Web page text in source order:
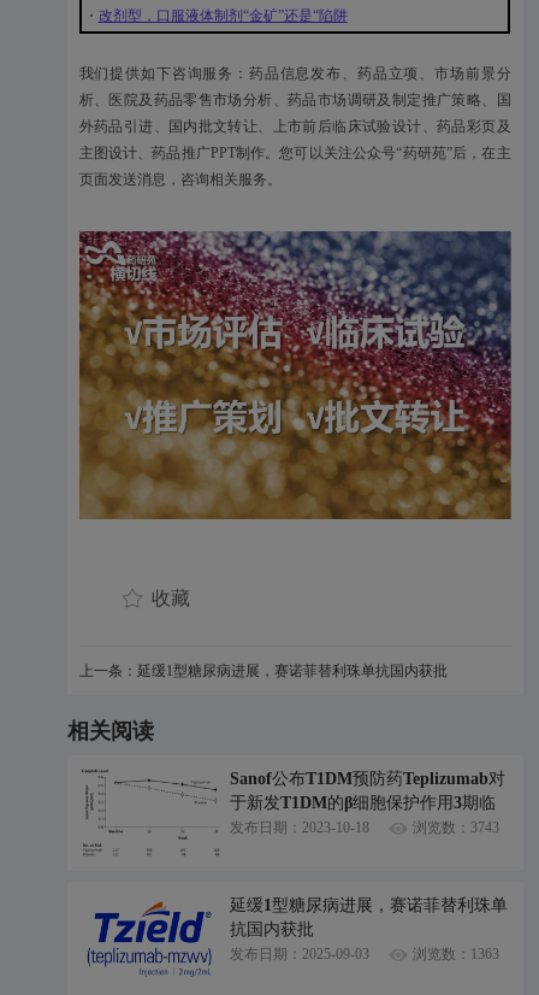
・ 改剂型，口服液体制剂“金矿”还是“陷阱
我们提供如下咨询服务：药品信息发布、药品立项、市场前景分
析、医院及药品零售市场分析、药品市场调研及制定推广策略、国
外药品引进、国内批文转让、上市前后临床试验设计、药品彩页及
主图设计、药品推广PPT制作。您可以关注公众号“药研苑”后，在主
页面发送消息，咨询相关服务。
收藏
上一条：延缓1型糖尿病进展，赛诺菲替利珠单抗国内获批
相关阅读
Sanof公布T1DM预防药Teplizumab对
于新发T1DM的β细胞保护作用3期临
床结果
发布日期：2023-10-18 浏览数：3743
延缓1型糖尿病进展，赛诺菲替利珠单
抗国内获批
发布日期：2025-09-03 浏览数：1363